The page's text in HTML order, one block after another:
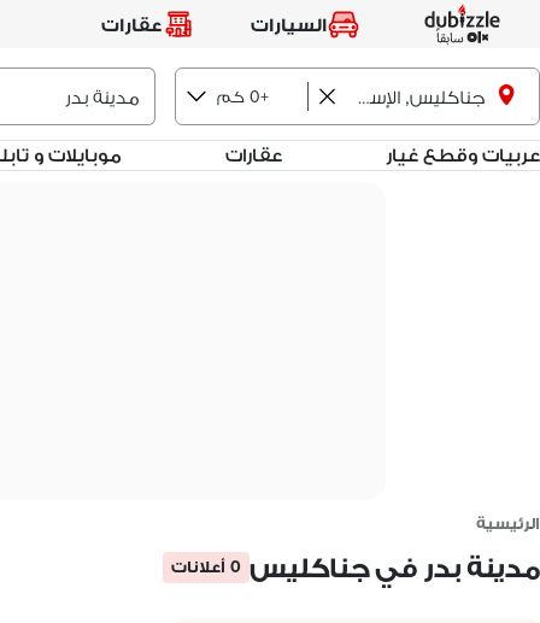
السيارات عقارات
جناكليس, الإسكندرية +0 كم
عربيات وقطع غيار عقارات موبايلات و
الرئيسية
مدينة بدر في جناكليس 0 أعلانات